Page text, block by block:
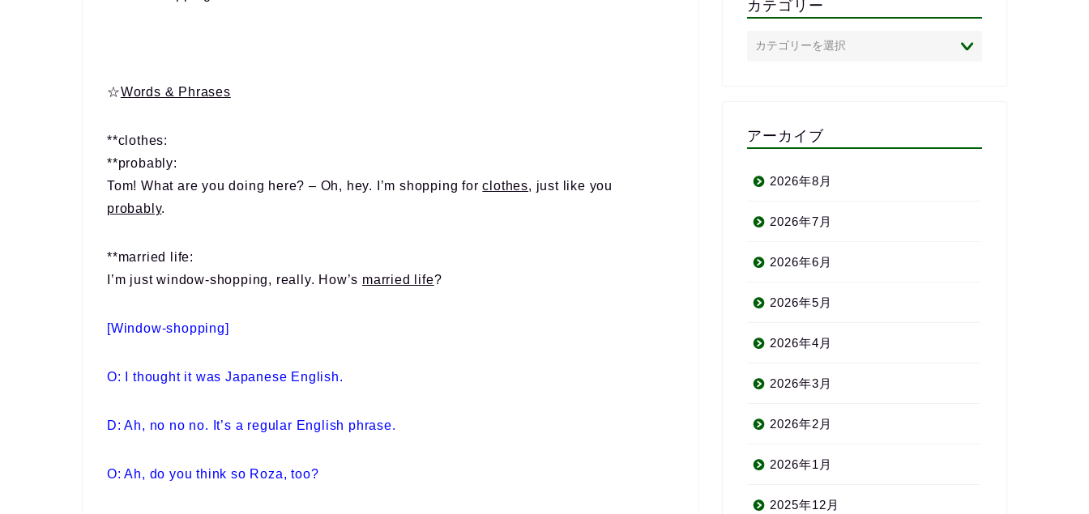
☆Words & Phrases
**clothes:
**probably:
Tom! What are you doing here? – Oh, hey. I’m shopping forclothes, just like you
probably.
**married life:
I’m just window-shopping, really. How’s married life?
[Window-shopping]
O: I thought it was Japanese English.
D: Ah, no no no. It’s a regular English phrase.
O: Ah, do you think so Roza, too?
カテゴリー
アーカイブ
2026年8月
2026年7月
2026年6月
2026年5月
2026年4月
2026年3月
2026年2月
2026年1月
2025年12月